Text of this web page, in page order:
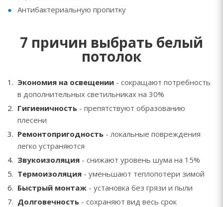
Антибактериальную пропитку
7 причин выбрать белый
потолок
Экономия на освещении - сокращают потребность
в дополнительных светильниках на 30%
Гигиеничность - препятствуют образованию
плесени
Ремонтопригодность - локальные повреждения
легко устраняются
Звукоизоляция - снижают уровень шума на 15%
Термоизоляция - уменьшают теплопотери зимой
Быстрый монтаж - установка без грязи и пыли
Долговечность - сохраняют вид весь срок